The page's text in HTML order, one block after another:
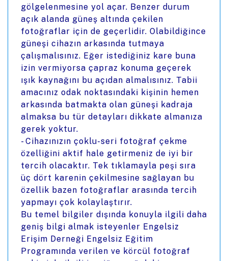
gölgelenmesine yol açar. Benzer durum
açık alanda güneş altında çekilen
fotoğraflar için de geçerlidir. Olabildiğince
güneşi cihazın arkasında tutmaya
çalışmalısınız. Eğer istediğiniz kare buna
izin vermiyorsa çapraz konuma geçerek
ışık kaynağını bu açıdan almalısınız. Tabii
amacınız odak noktasındaki kişinin hemen
arkasında batmakta olan güneşi kadraja
almaksa bu tür detayları dikkate almanıza
gerek yoktur.
- Cihazınızın çoklu-seri fotoğraf çekme
özelliğini aktif hale getirmeniz de iyi bir
tercih olacaktır. Tek tıklamayla peşi sıra
üç dört karenin çekilmesine sağlayan bu
özellik bazen fotoğraflar arasında tercih
yapmayı çok kolaylaştırır.
Bu temel bilgiler dışında konuyla ilgili daha
geniş bilgi almak isteyenler Engelsiz
Erişim Derneği Engelsiz Eğitim
Programında verilen ve körcül fotoğraf